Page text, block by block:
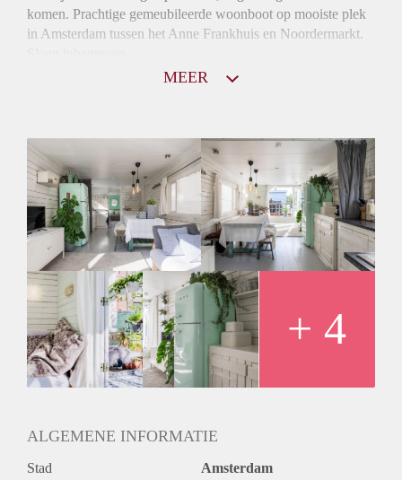
komen. Prachtige gemeubileerde woonboot op mooiste plek
in Amsterdam tussen het Anne Frankhuis en Noordermarkt.
MEER
+ 4
ALGEMENE INFORMATIE
Stad Amsterdam